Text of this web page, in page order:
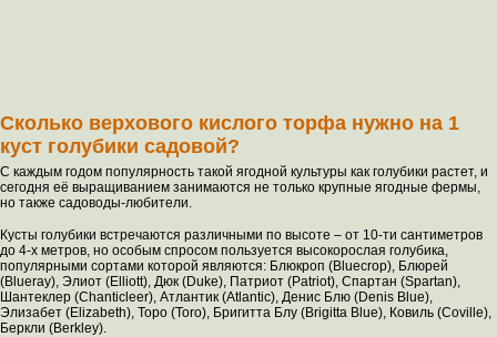
Сколько верхового кислого торфа нужно на 1
куст голубики садовой?
С каждым годом популярность такой ягодной культуры как голубики растет, и
сегодня её выращиванием занимаются не только крупные ягодные фермы,
но также садоводы-любители.
Кусты голубики встречаются различными по высоте – от 10-ти сантиметров
до 4-х метров, но особым спросом пользуется высокорослая голубика,
популярными сортами которой являются: Блюкроп (Bluecrop), Блюрей
(Blueray), Элиот (Elliott), Дюк (Duke), Патриот (Patriot), Спартан (Spartan),
Шантеклер (Сhanticleer), Атлантик (Atlantic), Денис Блю (Denis Blue),
Элизабет (Elizabeth), Торо (Toro), Бригитта Блу (Brigitta Blue), Ковиль (Coville),
Беркли (Berkley).